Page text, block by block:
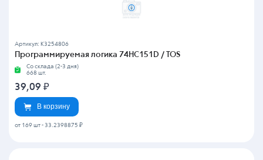
Артикул: K3254806
Программируемая логика 74HC151D / TOS
Со склада (2-3 дня)
668 шт.
39,09 ₽
В корзину
от 169 шт - 33.2398875 ₽